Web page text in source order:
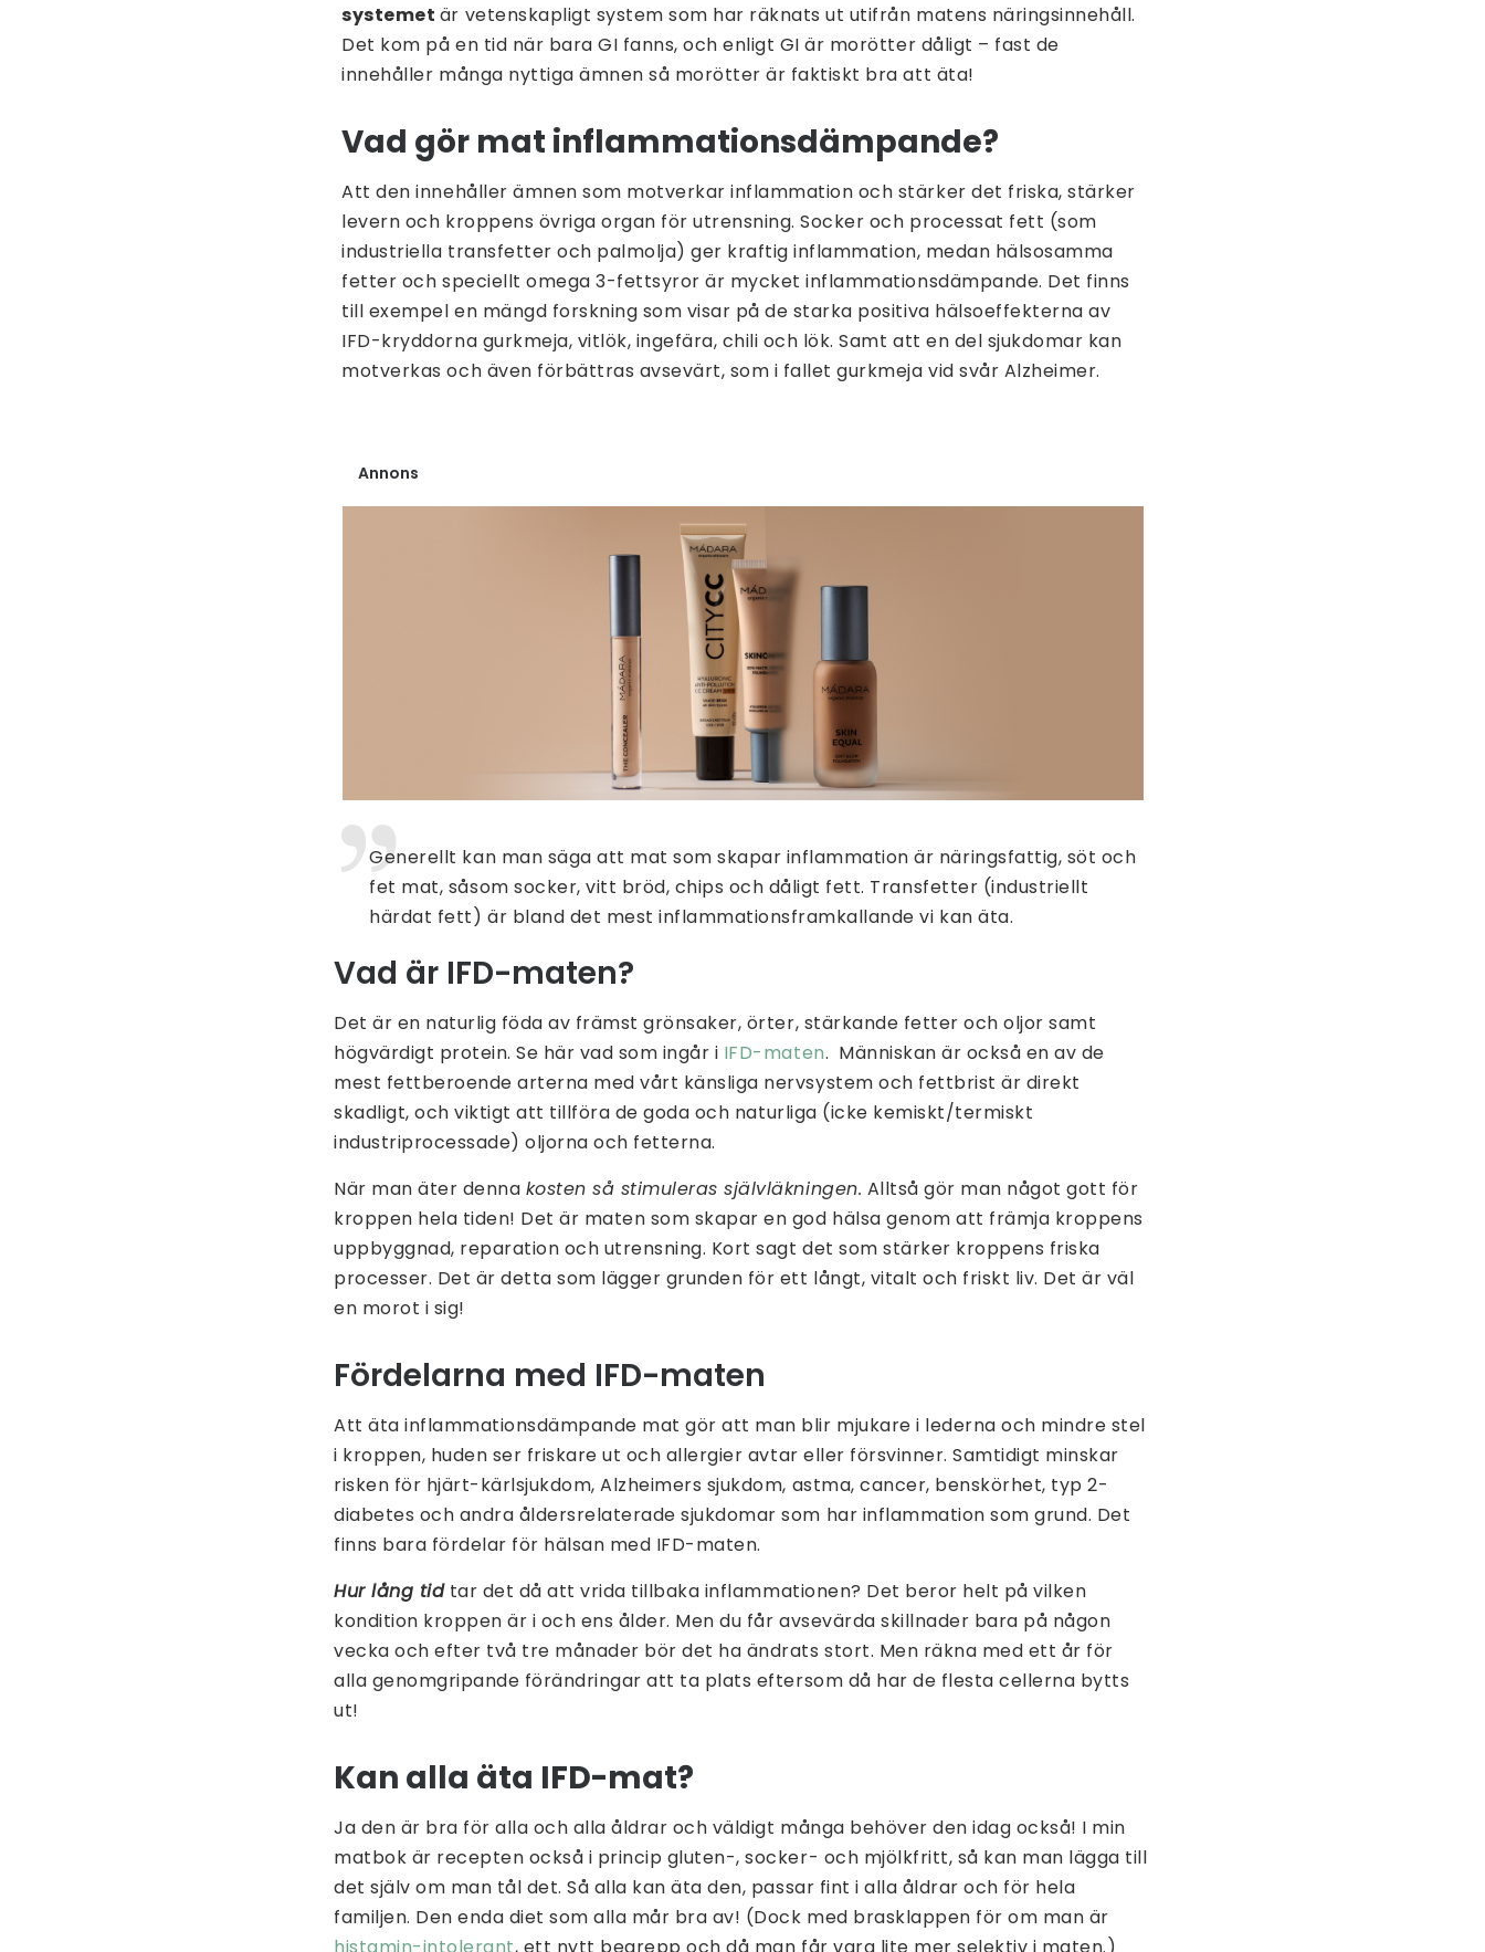
systemet är vetenskapligt system som har räknats ut utifrån matens näringsinnehåll.
Det kom på en tid när bara GI fanns, och enligt GI är morötter dåligt – fast de
innehåller många nyttiga ämnen så morötter är faktiskt bra att äta!
Vad gör mat inflammationsdämpande?
Att den innehåller ämnen som motverkar inflammation och stärker det friska, stärker
levern och kroppens övriga organ för utrensning. Socker och processat fett (som
industriella transfetter och palmolja) ger kraftig inflammation, medan hälsosamma
fetter och speciellt omega 3-fettsyror är mycket inflammationsdämpande. Det finns
till exempel en mängd forskning som visar på de starka positiva hälsoeffekterna av
IFD-kryddorna gurkmeja, vitlök, ingefära, chili och lök. Samt att en del sjukdomar kan
motverkas och även förbättras avsevärt, som i fallet gurkmeja vid svår Alzheimer.
Annons
Generellt kan man säga att mat som skapar inflammation är näringsfattig, söt och
fet mat, såsom socker, vitt bröd, chips och dåligt fett. Transfetter (industriellt
härdat fett) är bland det mest inflammationsframkallande vi kan äta.
Vad är IFD-maten?
Det är en naturlig föda av främst grönsaker, örter, stärkande fetter och oljor samt
högvärdigt protein. Se här vad som ingår i IFD-maten. Människan är också en av de
mest fettberoende arterna med vårt känsliga nervsystem och fettbrist är direkt
skadligt, och viktigt att tillföra de goda och naturliga (icke kemiskt/termiskt
industriprocessade) oljorna och fetterna.
När man äter denna kosten så stimuleras självläkningen. Alltså gör man något gott för
kroppen hela tiden! Det är maten som skapar en god hälsa genom att främja kroppens
uppbyggnad, reparation och utrensning. Kort sagt det som stärker kroppens friska
processer. Det är detta som lägger grunden för ett långt, vitalt och friskt liv. Det är väl
en morot i sig!
Fördelarna med IFD-maten
Att äta inflammationsdämpande mat gör att man blir mjukare i lederna och mindre stel
i kroppen, huden ser friskare ut och allergier avtar eller försvinner. Samtidigt minskar
risken för hjärt-kärlsjukdom, Alzheimers sjukdom, astma, cancer, benskörhet, typ 2-
diabetes och andra åldersrelaterade sjukdomar som har inflammation som grund. Det
finns bara fördelar för hälsan med IFD-maten.
Hur lång tidtar det då att vrida tillbaka inflammationen? Det beror helt på vilken
kondition kroppen är i och ens ålder. Men du får avsevärda skillnader bara på någon
vecka och efter två tre månader bör det ha ändrats stort. Men räkna med ett år för
alla genomgripande förändringar att ta plats eftersom då har de flesta cellerna bytts
ut!
Kan alla äta IFD-mat?
Ja den är bra för alla och alla åldrar och väldigt många behöver den idag också! I min
matbok är recepten också i princip gluten-, socker- och mjölkfritt, så kan man lägga till
det själv om man tål det. Så alla kan äta den, passar fint i alla åldrar och för hela
familjen. Den enda diet som alla mår bra av! (Dock med brasklappen för om man är